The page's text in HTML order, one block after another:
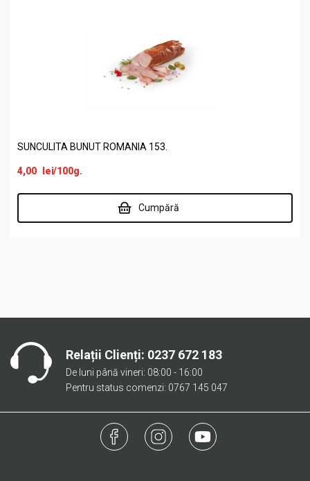
SUNCULITA BUNUT ROMANIA 153.
4,00 lei/100g.
Cumpără
Relații Clienți: 0237 672 183
De luni până vineri: 08:00 - 16:00
Pentru status comenzi: 0767 145 047